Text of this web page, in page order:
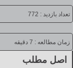
تعداد بازدید : 772
زمان مطالعه : 7 دقیقه
اصل مطلب